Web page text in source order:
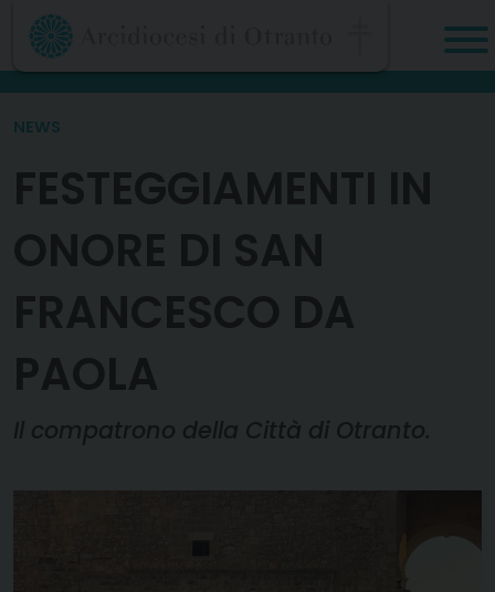
Skip
content
NEWS
FESTEGGIAMENTI IN
ONORE DI SAN
FRANCESCO DA
PAOLA
Il compatrono della Città di Otranto.